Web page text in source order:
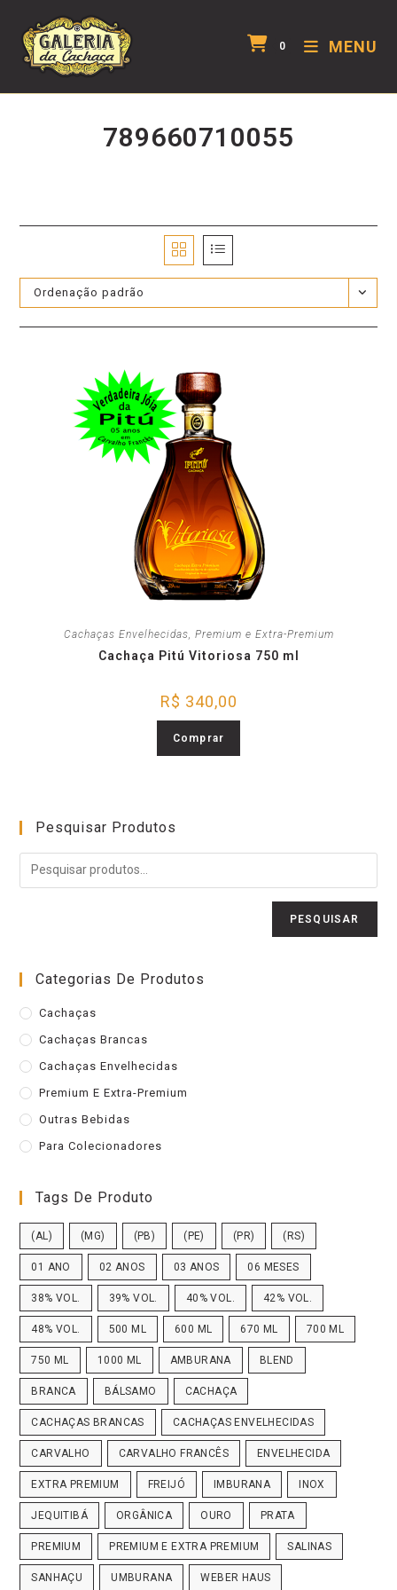
0 MENU
789660710055
Ordenação padrão
Cachaças Envelhecidas, Premium e Extra-Premium
Cachaça Pitú Vitoriosa 750 ml
R$ 340,00
Comprar
Pesquisar Produtos
PESQUISAR
Categorias De Produtos
Cachaças
Cachaças Brancas
Cachaças Envelhecidas
Premium E Extra-Premium
Outras Bebidas
Para Colecionadores
Tags De Produto
(AL) (MG) (PB) (PE) (PR) (RS)
01 ANO 02 ANOS 03 ANOS 06 MESES
38% VOL. 39% VOL. 40% VOL. 42% VOL.
48% VOL. 500 ML 600 ML 670 ML 700 ML
750 ML 1000 ML AMBURANA BLEND
BRANCA BÁLSAMO CACHAÇA
CACHAÇAS BRANCAS CACHAÇAS ENVELHECIDAS
CARVALHO CARVALHO FRANCÊS ENVELHECIDA
EXTRA PREMIUM FREIJÓ IMBURANA INOX
JEQUITIBÁ ORGÂNICA OURO PRATA
PREMIUM PREMIUM E EXTRA PREMIUM SALINAS
SANHAÇU UMBURANA WEBER HAUS